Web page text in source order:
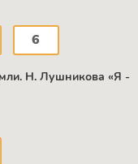
6
Н. Лушникова «Я -